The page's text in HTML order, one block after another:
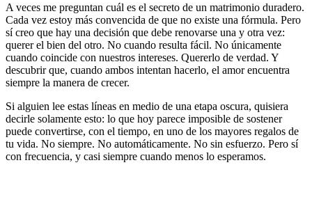
A veces me preguntan cuál es el secreto de un matrimonio duradero.
Cada vez estoy más convencida de que no existe una fórmula. Pero
sí creo que hay una decisión que debe renovarse una y otra vez:
querer el bien del otro. No cuando resulta fácil. No únicamente
cuando coincide con nuestros intereses. Quererlo de verdad. Y
descubrir que, cuando ambos intentan hacerlo, el amor encuentra
siempre la manera de crecer.
Si alguien lee estas líneas en medio de una etapa oscura, quisiera
decirle solamente esto: lo que hoy parece imposible de sostener
puede convertirse, con el tiempo, en uno de los mayores regalos de
tu vida. No siempre. No automáticamente. No sin esfuerzo. Pero sí
con frecuencia, y casi siempre cuando menos lo esperamos.